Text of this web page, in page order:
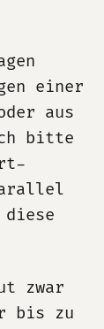
einer
aus
bitte
zwar
bis zu